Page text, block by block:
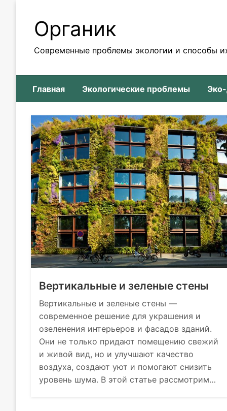
Органик
Современные проблемы экологии и способы
Главная Экологические проблемы
Вертикальные и зеленые стены
Вертикальные и зеленые стены —
современное решение для украшения и
озеленения интерьеров и фасадов зданий.
Они не только придают помещению свежий
и живой вид, но и улучшают качество
воздуха, создают уют и помогают снизить
уровень шума. В этой статье рассмотрим…